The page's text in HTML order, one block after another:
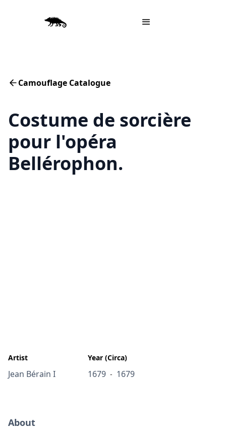
Camouflage Catalogue
Costume de sorcière
pour l'opéra
Bellérophon.
Artist
Jean Bérain I
Year (Circa)
1679 - 1679
About